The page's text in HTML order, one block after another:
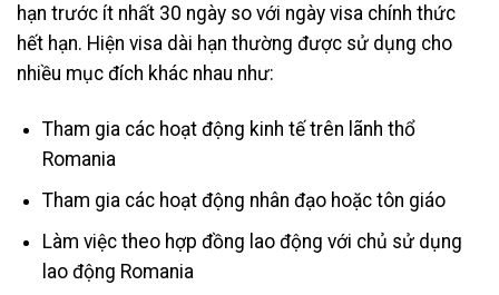
hạn trước ít nhất 30 ngày so với ngày visa chính thức
hết hạn. Hiện visa dài hạn thường được sử dụng cho
nhiều mục đích khác nhau như:
Tham gia các hoạt động kinh tế trên lãnh thổ
Romania
Tham gia các hoạt động nhân đạo hoặc tôn giáo
Làm việc theo hợp đồng lao động với chủ sử dụng
lao động Romania